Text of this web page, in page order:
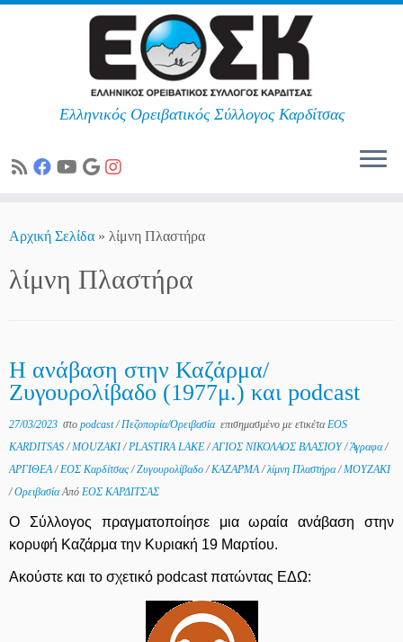
Ελληνικός Ορειβατικός Σύλλογος Καρδίτσας
Αρχική Σελίδα » λίμνη Πλαστήρα
λίμνη Πλαστήρα
Η ανάβαση στην Καζάρμα/
Ζυγουρολίβαδο (1977μ.) και podcast
27/03/2023 στο podcast/Πεζοπορία/Ορειβασία επισημασμένο με ετικέταEOS
KARDITSAS/MOUZAKI/PLASTIRA LAKE/ΑΓΙΟΣ ΝΙΚΟΛΑΟΣ ΒΛΑΣΙΟΥ/Άγραφα/
ΑΡΓΙΘΕΑ/ΕΟΣ Καρδίτσας/Ζυγουρολίβαδο/ΚΑΖΑΡΜΑ/λίμνη Πλαστήρα/ΜΟΥΖΑΚΙ
/ΟρειβασίαΑπό ΕΟΣ ΚΑΡΔΙΤΣΑΣ
Ο Σύλλογος πραγματοποίησε μια ωραία ανάβαση στην
κορυφή Καζάρμα την Κυριακή 19 Μαρτίου.
Ακούστε και το σχετικό podcast πατώντας ΕΔΩ: